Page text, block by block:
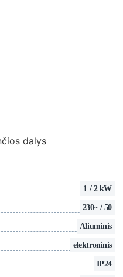
dalys
1 / 2 kW
230~ / 50
Aliuminis
elektroninis
IP24